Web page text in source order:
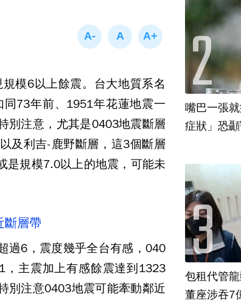
模6以上餘震。台大地質系名
73年前、1951年花蓮地震一
別注意，尤其是0403地震斷層
及利吉-鹿野斷層，這3個斷層
是規模7.0以上的地震，可能未
斷層帶
過6，震度幾乎全台有感，040
主震加上有感餘震達到1323
別注意0403地震可能牽動鄰近
嘴巴一張
包租代管
董座涉吞7